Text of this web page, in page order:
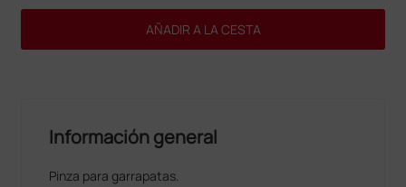
AÑADIR A LA CESTA
Información general
Pinza para garrapatas.